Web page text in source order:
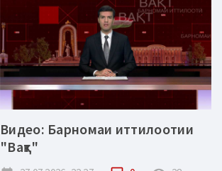
Видео: Барномаи иттилоотии
"Вақт"